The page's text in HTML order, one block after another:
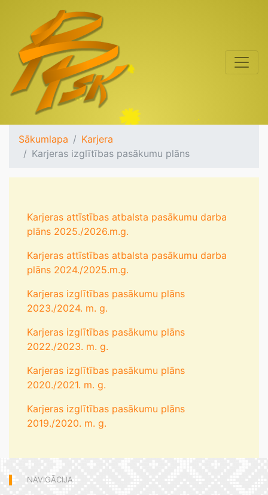
Sākumlapa
Karjera
Karjeras izglītības pasākumu plāns
Karjeras attīstības atbalsta pasākumu darba
plāns 2025./2026.m.g.
Karjeras attīstības atbalsta pasākumu darba
plāns 2024./2025.m.g.
Karjeras izglītības pasākumu plāns
2023./2024. m. g.
Karjeras izglītības pasākumu plāns
2022./2023. m. g.
Karjeras izglītības pasākumu plāns
2020./2021. m. g.
Karjeras izglītības pasākumu plāns
2019./2020. m. g.
NAVIGĀCIJA